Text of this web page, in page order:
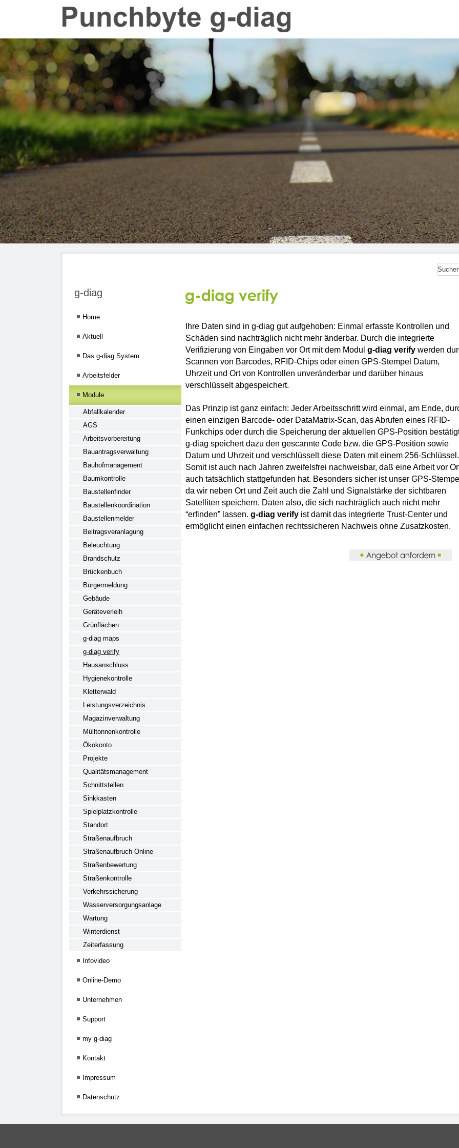
g-diag
Home
Aktuell
Das g-diag System
Arbeitsfelder
Module
Abfallkalender
AGS
Arbeitsvorbereitung
Bauantragsverwaltung
Bauhofmanagement
Baumkontrolle
Baustellenfinder
Baustellenkoordination
Baustellenmelder
Beitragsveranlagung
Beleuchtung
Brandschutz
Brückenbuch
Bürgermeldung
Gebäude
Geräteverleih
Grünflächen
g-diag maps
g-diag verify
Hausanschluss
Hygienekontrolle
Kletterwald
Leistungsverzeichnis
Magazinverwaltung
Mülltonnenkontrolle
Ökokonto
Projekte
Qualitätsmanagement
Schnittstellen
Sinkkasten
Spielplatzkontrolle
Standort
Straßenaufbruch
Straßenaufbruch Online
Straßenbewertung
Straßenkontrolle
Verkehrssicherung
Wasserversorgungsanlage
Wartung
Winterdienst
Zeiterfassung
Infovideo
Online-Demo
Unternehmen
Support
my g-diag
Kontakt
Impressum
Datenschutz
Ihre Daten sind in g-diag gut aufgehoben: Einmal erfasste Kontrollen und
Schäden sind nachträglich nicht mehr änderbar. Durch die integrierte
Verifizierung von Eingaben vor Ort mit dem Modul g-diag verify werden
Scannen von Barcodes, RFID-Chips oder einen GPS-Stempel Datum,
Uhrzeit und Ort von Kontrollen unveränderbar und darüber hinaus
verschlüsselt abgespeichert.
Das Prinzip ist ganz einfach: Jeder Arbeitsschritt wird einmal, am Ende,
einen einzigen Barcode- oder DataMatrix-Scan, das Abrufen eines RFID-
Funkchips oder durch die Speicherung der aktuellen GPS-Position
g-diag speichert dazu den gescannte Code bzw. die GPS-Position sowie
Datum und Uhrzeit und verschlüsselt diese Daten mit einem 256-Schlüssel.
Somit ist auch nach Jahren zweifelsfrei nachweisbar, daß eine Arbeit vor
auch tatsächlich stattgefunden hat. Besonders sicher ist unser GPS-
da wir neben Ort und Zeit auch die Zahl und Signalstärke der sichtbaren
Satelliten speichern, Daten also, die sich nachträglich auch nicht mehr
“erfinden” lassen. g-diag verify ist damit das integrierte Trust-Center und
ermöglicht einen einfachen rechtssicheren Nachweis ohne Zusatzkosten.